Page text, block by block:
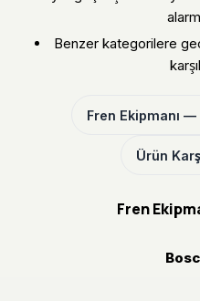
Benzer kategorilere
Fren Ekipmanı
Ürün
Fren